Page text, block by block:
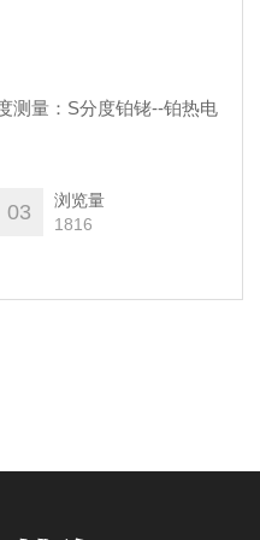
测量：S分度铂铑--铂热电
03
浏览量
1816